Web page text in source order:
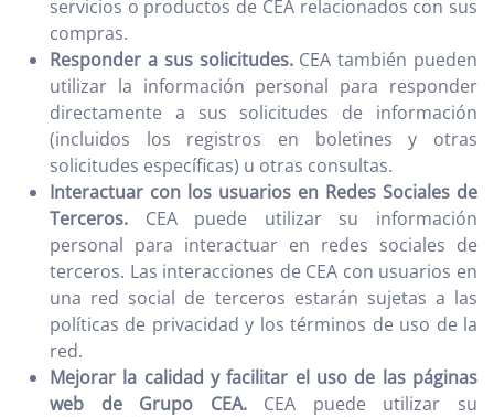
servicios o productos de CEA relacionados con sus
compras.
Responder a sus solicitudes. CEA también pueden
utilizar la información personal para responder
directamente a sus solicitudes de información
(incluidos los registros en boletines y otras
solicitudes específicas) u otras consultas.
Interactuar con los usuarios en Redes Sociales de
Terceros. CEA puede utilizar su información
personal para interactuar en redes sociales de
terceros. Las interacciones de CEA con usuarios en
una red social de terceros estarán sujetas a las
políticas de privacidad y los términos de uso de la
red.
Mejorar la calidad y facilitar el uso de las páginas
web de Grupo CEA. CEA puede utilizar su